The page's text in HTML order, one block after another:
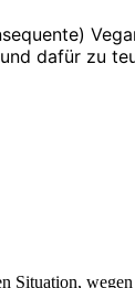
dafür zu
Situation,